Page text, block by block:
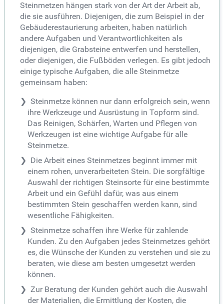
Steinmetzen hängen stark von der Art der Arbeit ab,
die sie ausführen. Diejenigen, die zum Beispiel in der
Gebäuderestaurierung arbeiten, haben natürlich
andere Aufgaben und Verantwortlichkeiten als
diejenigen, die Grabsteine entwerfen und herstellen,
oder diejenigen, die Fußböden verlegen. Es gibt jedoch
einige typische Aufgaben, die alle Steinmetze
gemeinsam haben:
Steinmetze können nur dann erfolgreich sein, wenn
ihre Werkzeuge und Ausrüstung in Topform sind.
Das Reinigen, Schärfen, Warten und Pflegen von
Werkzeugen ist eine wichtige Aufgabe für alle
Steinmetze.
Die Arbeit eines Steinmetzes beginnt immer mit
einem rohen, unverarbeiteten Stein. Die sorgfältige
Auswahl der richtigen Steinsorte für eine bestimmte
Arbeit und ein Gefühl dafür, was aus einem
bestimmten Stein geschaffen werden kann, sind
wesentliche Fähigkeiten.
Steinmetze schaffen ihre Werke für zahlende
Kunden. Zu den Aufgaben jedes Steinmetzes gehört
es, die Wünsche der Kunden zu verstehen und sie zu
beraten, wie diese am besten umgesetzt werden
können.
Zur Beratung der Kunden gehört auch die Auswahl
der Materialien, die Ermittlung der Kosten, die